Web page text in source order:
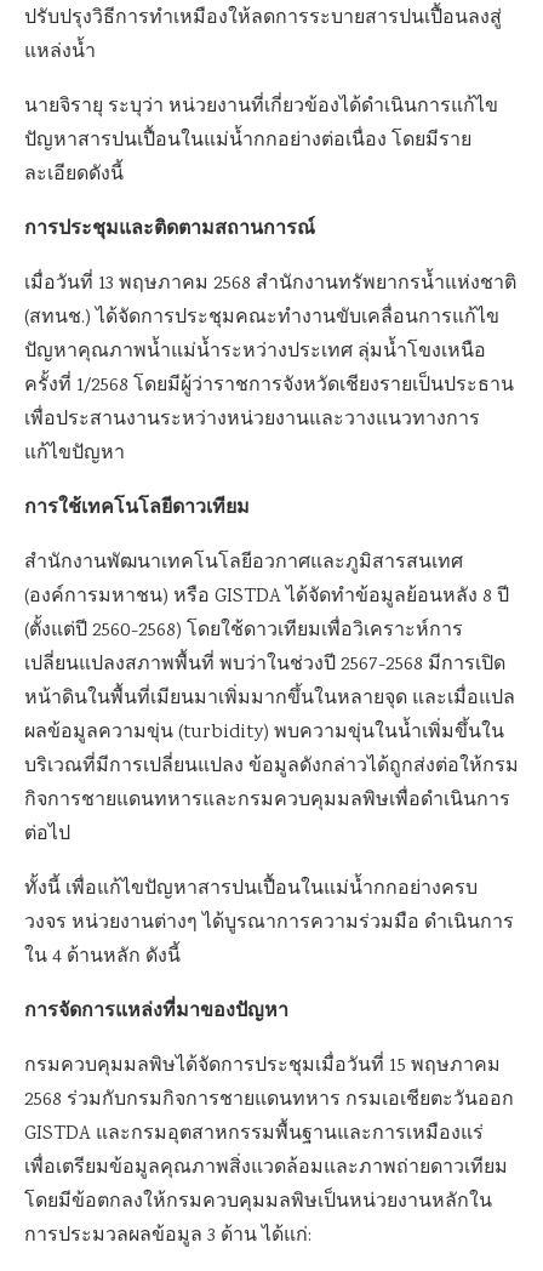
ปรับปรุงวิธีการทำเหมืองให้ลดการระบายสารปนเปื้อนลงสู่
แหล่งน้ำ
นายจิรายุ ระบุว่า หน่วยงานที่เกี่ยวข้องได้ดำเนินการแก้ไข
ปัญหาสารปนเปื้อนในแม่น้ำกกอย่างต่อเนื่อง โดยมีราย
ละเอียดดังนี้
การประชุมและติดตามสถานการณ์
เมื่อวันที่ 13 พฤษภาคม 2568 สำนักงานทรัพยากรน้ำแห่งชาติ
(สทนช.) ได้จัดการประชุมคณะทำงานขับเคลื่อนการแก้ไข
ปัญหาคุณภาพน้ำแม่น้ำระหว่างประเทศ ลุ่มน้ำโขงเหนือ
ครั้งที่ 1/2568 โดยมีผู้ว่าราชการจังหวัดเชียงรายเป็นประธาน
เพื่อประสานงานระหว่างหน่วยงานและวางแนวทางการ
แก้ไขปัญหา
การใช้เทคโนโลยีดาวเทียม
สำนักงานพัฒนาเทคโนโลยีอวกาศและภูมิสารสนเทศ
(องค์การมหาชน) หรือ GISTDA ได้จัดทำข้อมูลย้อนหลัง 8 ปี
(ตั้งแต่ปี 2560-2568) โดยใช้ดาวเทียมเพื่อวิเคราะห์การ
เปลี่ยนแปลงสภาพพื้นที่ พบว่าในช่วงปี 2567-2568 มีการเปิด
หน้าดินในพื้นที่เมียนมาเพิ่มมากขึ้นในหลายจุด และเมื่อแปล
ผลข้อมูลความขุ่น (turbidity) พบความขุ่นในน้ำเพิ่มขึ้นใน
บริเวณที่มีการเปลี่ยนแปลง ข้อมูลดังกล่าวได้ถูกส่งต่อให้กรม
กิจการชายแดนทหารและกรมควบคุมมลพิษเพื่อดำเนินการ
ต่อไป
ทั้งนี้ เพื่อแก้ไขปัญหาสารปนเปื้อนในแม่น้ำกกอย่างครบ
วงจร หน่วยงานต่างๆ ได้บูรณาการความร่วมมือ ดำเนินการ
ใน 4 ด้านหลัก ดังนี้
การจัดการแหล่งที่มาของปัญหา
กรมควบคุมมลพิษได้จัดการประชุมเมื่อวันที่ 15 พฤษภาคม
2568 ร่วมกับกรมกิจการชายแดนทหาร กรมเอเชียตะวันออก
GISTDA และกรมอุตสาหกรรมพื้นฐานและการเหมืองแร่
เพื่อเตรียมข้อมูลคุณภาพสิ่งแวดล้อมและภาพถ่ายดาวเทียม
โดยมีข้อตกลงให้กรมควบคุมมลพิษเป็นหน่วยงานหลักใน
การประมวลผลข้อมูล 3 ด้าน ได้แก่: